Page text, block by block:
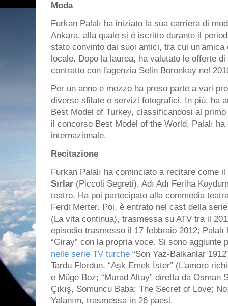
Moda
Furkan Palalı ha iniziato la sua carriera di
Ankara, alla quale si è iscritto durante il
stato convinto dai suoi amici, tra cui un'amica
locale. Dopo la laurea, ha valutato le offerte
contratto con l'agenzia Selin Boronkay nel
Per un anno e mezzo ha preso parte a vari
diverse sfilate e servizi fotografici. In più, ha
Best Model of Turkey, classificandosi al
il concorso Best Model of the World, Palalı
internazionale.
Recitazione
Furkan Palalı ha cominciato a recitare come
Sırlar (Piccoli Segreti), Adı Adı Feriha
teatro. Ha poi partecipato alla commedia
Ferdi Merter. Poi, è entrato nel cast della
(La vita continua), trasmessa su ATV tra il
episodio trasmesso il 17 febbraio 2012;
“Giray” con la propria voce. Si sono aggiunte
nelle serie TV turche “Son Yaz-Balkanlar
Tardu Flordun, “Aşk Emek İster” (L'amore
e Müge Boz; “Murad Altay” diretta da Osman
Çıkış, Somuncu Baba: The Secret of Love;
Yalanım, trasmessa in 26 paesi.